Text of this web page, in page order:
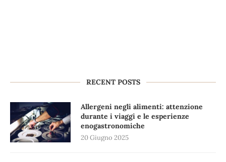
RECENT POSTS
Allergeni negli alimenti: attenzione
durante i viaggi e le esperienze
enogastronomiche
20 Giugno 2025